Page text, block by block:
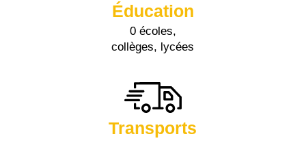
Éducation
0 écoles,
collèges, lycées
Transports